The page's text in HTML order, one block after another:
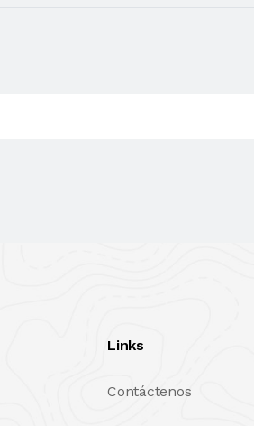
Links
Contáctenos